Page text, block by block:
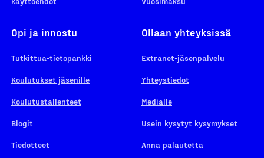
Opi ja innostu
Tutkittua-tietopankki
Koulutukset jäsenille
Koulutustallenteet
Blogit
Tiedotteet
Ollaan yhteyksissä
Extranet-jäsenpalvelu
Yhteystiedot
Medialle
Usein kysytyt kysymykset
Anna palautetta